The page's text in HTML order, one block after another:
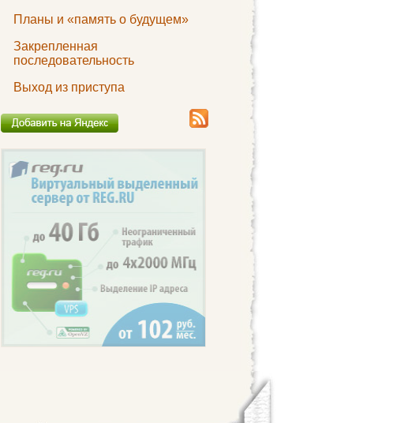
Планы и «память о будущем»
Закрепленная
последовательность
Выход из приступа